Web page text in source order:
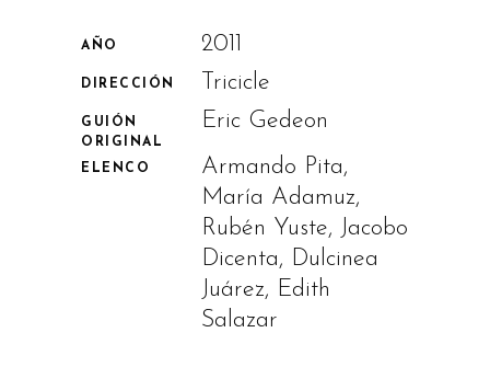
AÑO 2011
DIRECCIÓN Tricicle
GUIÓN
ORIGINAL
Eric Gedeon
ELENCO
Armando Pita,
María Adamuz,
Rubén Yuste, Jacobo
Dicenta, Dulcinea
Juárez, Edith
Salazar